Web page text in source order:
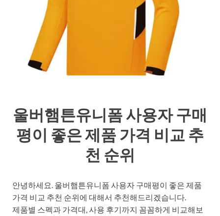
울버햄튼유니폼 사용자 구매
평이 좋은 제품 가격 비교 추
천 순위
안녕하세요. 울버햄튼유니폼 사용자 구매평이 좋은 제품
가격 비교 추천 순위에 대해서 추천해드리겠습니다.
제품별 스펙과 가격대, 사용 후기까지 꼼꼼하게 비교해보